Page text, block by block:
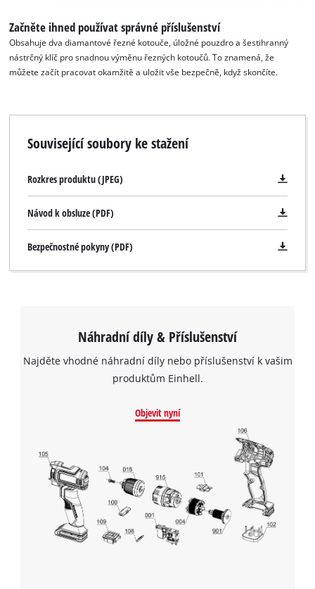
Začněte ihned používat správné příslušenství
Obsahuje dva diamantové řezné kotouče, úložné pouzdro a šestihranný
nástrčný klíč pro snadnou výměnu řezných kotoučů. To znamená, že
můžete začít pracovat okamžitě a uložit vše bezpečně, když skončíte.
Související soubory ke stažení
Rozkres produktu (JPEG)
Návod k obsluze (PDF)
Bezpečnostné pokyny (PDF)
Náhradní díly & Příslušenství
Najděte vhodné náhradní díly nebo příslušenství k vašim
produktům Einhell.
Objevit nyní